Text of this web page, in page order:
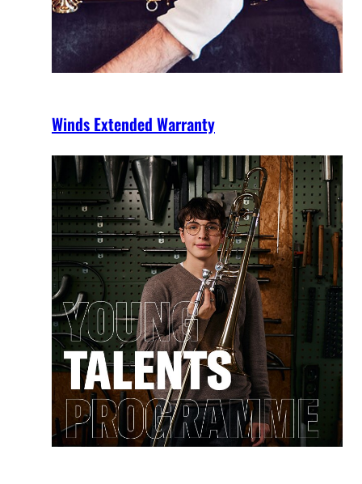
Winds Extended Warranty